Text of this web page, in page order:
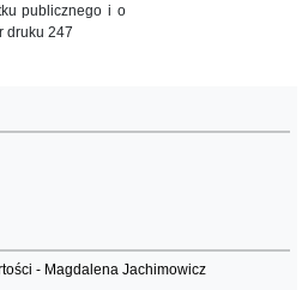
publicznego i o
druku 247
- Magdalena Jachimowicz